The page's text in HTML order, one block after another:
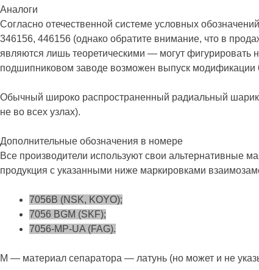
Аналоги
Согласно отечественной системе условных
346156, 446156 (однако обратите внимание, что в
являются лишь теоретическими — могут фигурировать
подшипниковом заводе возможен выпуск
Обычный широко распространенный радиальный
не во всех узлах).
Дополнительные обозначения в номере
Все производители используют свои альтернативные
продукция с указанными ниже маркировками
7056B (NSK, KOYO);
7056 BGM (SKF);
7056-MP-UA (FAG).
M — материал сепаратора — латунь (но может и не